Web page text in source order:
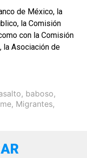
de México, la
la Comisión
con la Comisión
la Asociación de
, baboso,
, Migrantes,